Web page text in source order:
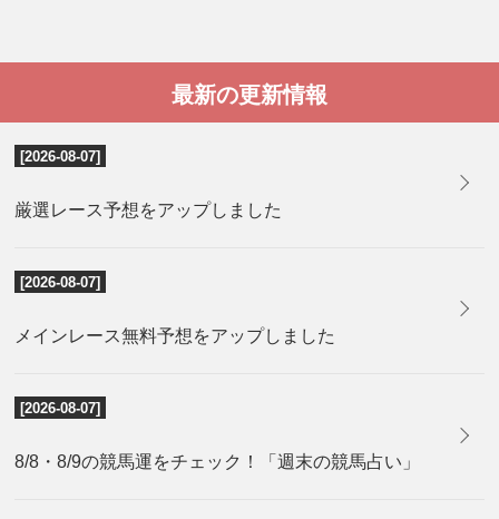
最新の更新情報
[2026-08-07]
厳選レース予想をアップしました
[2026-08-07]
メインレース無料予想をアップしました
[2026-08-07]
8/8・8/9の競馬運をチェック！「週末の競馬占い」